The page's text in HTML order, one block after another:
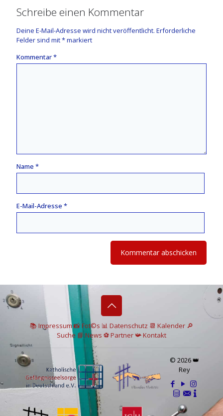
Schreibe einen Kommentar
Deine E-Mail-Adresse wird nicht veröffentlicht. Erforderliche
Felder sind mit*markiert
Kommentar*
Name *
E-Mail-Adresse *
📚 Impressum📸Fot©s 📊 Datenschutz 📆 Kalender 🔎
Suche 📘 News ⚽Partner📯Kontakt
© 2026 👑
Rey